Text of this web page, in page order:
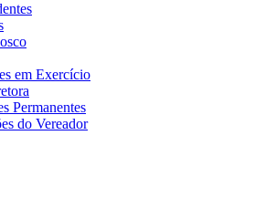
em Exercício
Permanentes
do Vereador